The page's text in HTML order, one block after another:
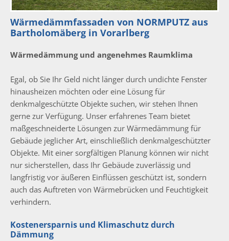
Wärmedämmfassaden von NORMPUTZ aus
Bartholomäberg in Vorarlberg
Wärmedämmung und angenehmes Raumklima
Egal, ob Sie Ihr Geld nicht länger durch undichte Fenster
hinausheizen möchten oder eine Lösung für
denkmalgeschützte Objekte suchen, wir stehen Ihnen
gerne zur Verfügung. Unser erfahrenes Team bietet
maßgeschneiderte Lösungen zur Wärmedämmung für
Gebäude jeglicher Art, einschließlich denkmalgeschützter
Objekte. Mit einer sorgfältigen Planung können wir nicht
nur sicherstellen, dass Ihr Gebäude zuverlässig und
langfristig vor äußeren Einflüssen geschützt ist, sondern
auch das Auftreten von Wärmebrücken und Feuchtigkeit
verhindern.
Kostenersparnis und Klimaschutz durch
Dämmung